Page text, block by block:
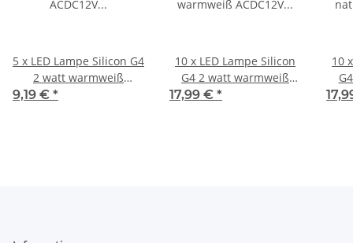
5 x LED Lampe Silicon G4
2 watt warmweiß
ACDC12V 3000K 200
9,19 € *
10 x LED Lampe Silicon
G4 2 watt warmweiß
ACDC12V 3000K 200
17,99 € *
10